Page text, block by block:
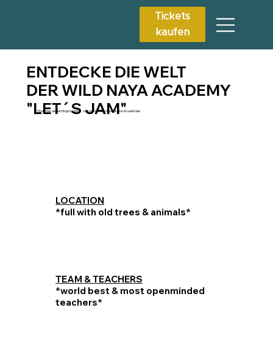
Tickets
kaufen
ENTDECKE DIE WELT
DER WILD NAYA ACADEMY
"LET´S JAM"
Finde hier die wichtigsten Infos zu kommenden Events und Academies
LOCATION
*full with old trees & animals*
TEAM & TEACHERS
*world best & most openminded
teachers*